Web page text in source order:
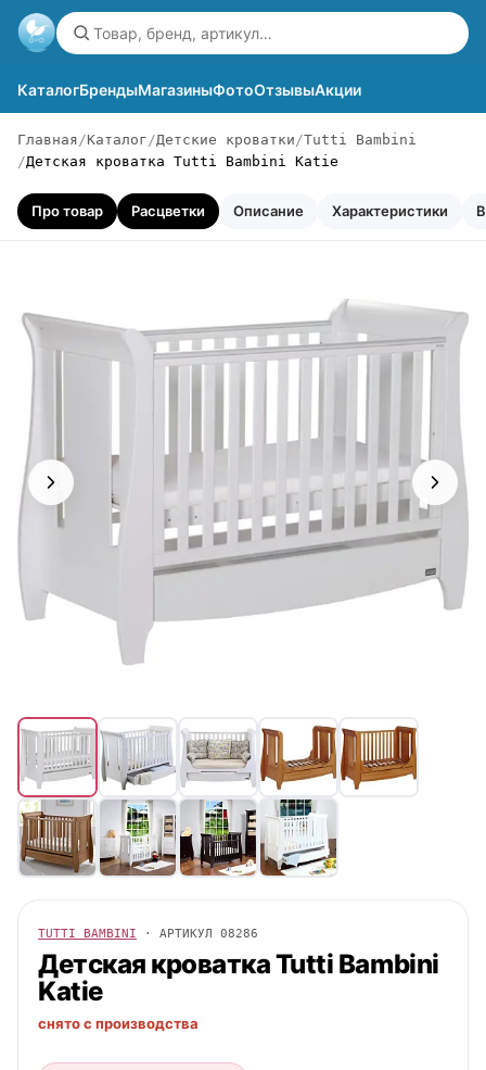
КаталогБрендыМагазиныФотоОтзывыАкции
Главная Каталог Детские кроватки Tutti Bambini
Детская кроватка Tutti Bambini Katie
Про товар Расцветки Описание Характеристики
TUTTI BAMBINI · АРТИКУЛ 08286
Детская кроваткаTutti Bambini
Katie
снято с производства